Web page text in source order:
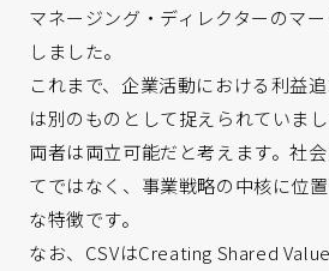
マネージング・ディレクターのマ
しました。
これまで、企業活動における利益
は別のものとして捉えられていま
両者は両立可能だと考えます。社
てではなく、事業戦略の中核に位
な特徴です。
なお、CSVはCreating Shared